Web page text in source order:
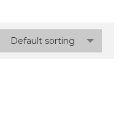
Default sorting